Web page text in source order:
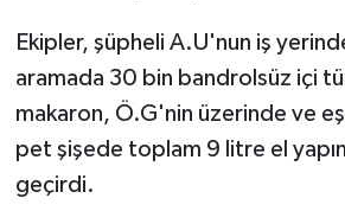
Ekipler, şüpheli A.U'nun iş
aramada 30 bin bandrolsüz içi
makaron, Ö.G'nin üzerinde ve
pet şişede toplam 9 litre el
geçirdi.